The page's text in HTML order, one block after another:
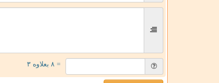
= ۸ بعلاوه ۳